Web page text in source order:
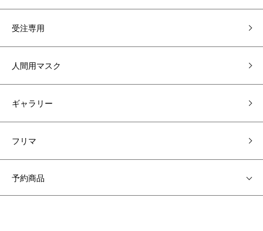
受注専用
人間用マスク
ギャラリー
フリマ
予約商品